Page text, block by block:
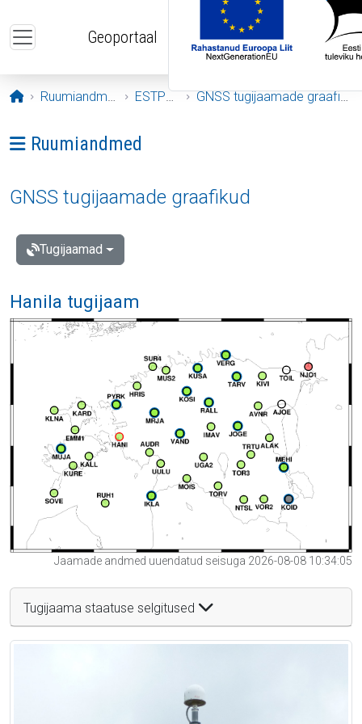
Geoportaal
Avaleht
Ruumiandmed ESTPOS GNSS tugijaamade graafikud
Ava menüü: Ruumiandmed
Ruumiandmed
GNSS tugijaamade graafikud
Tugijaamad
Hanila tugijaam
Jaamade andmed uuendatud seisuga 2026-08-08 10:34:05
Tugijaama staatuse selgitused